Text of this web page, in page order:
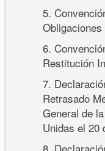
5.
6.
Restitución
7.
Retrasado
General de
Unidas el 20
8.